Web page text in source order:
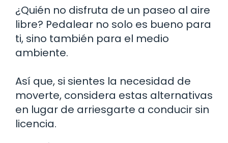
¿Quién no disfruta de un paseo al aire
libre? Pedalear no solo es bueno para
ti, sino también para el medio
ambiente.
Así que, si sientes la necesidad de
moverte, considera estas alternativas
en lugar de arriesgarte a conducir sin
licencia.